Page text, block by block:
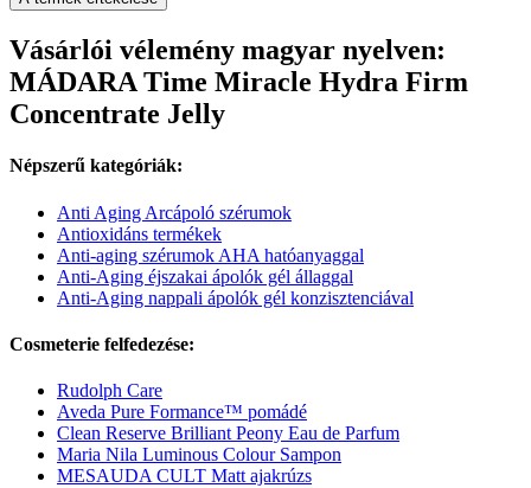
Vásárlói vélemény magyar nyelven:
MÁDARA Time Miracle Hydra Firm
Concentrate Jelly
Népszerű kategóriák:
Anti Aging Arcápoló szérumok
Antioxidáns termékek
Anti-aging szérumok AHA hatóanyaggal
Anti-Aging éjszakai ápolók gél állaggal
Anti-Aging nappali ápolók gél konzisztenciával
Cosmeterie felfedezése:
Rudolph Care
Aveda Pure Formance™ pomádé
Clean Reserve Brilliant Peony Eau de Parfum
Maria Nila Luminous Colour Sampon
MESAUDA CULT Matt ajakrúzs